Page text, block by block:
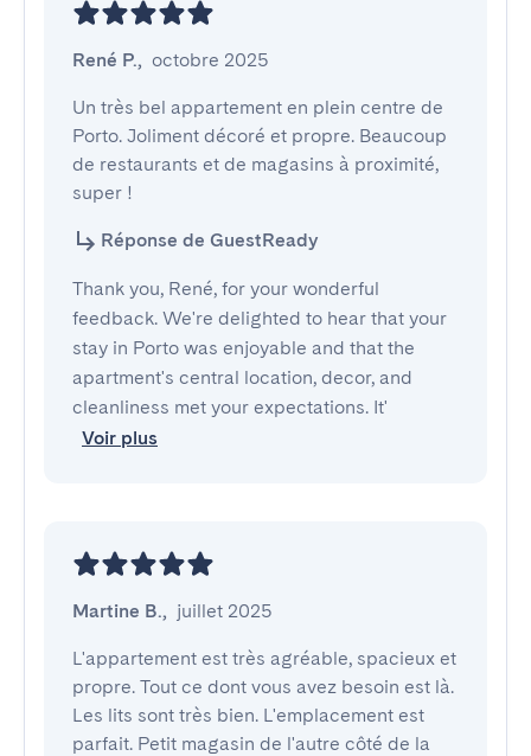
René P., octobre 2025
Un très bel appartement en plein centre de
Porto. Joliment décoré et propre. Beaucoup
de restaurants et de magasins à proximité,
super !
Réponse de GuestReady
Thank you, René, for your wonderful
feedback. We're delighted to hear that your
stay in Porto was enjoyable and that the
apartment's central location, decor, and
cleanliness met your expectations. It'
Voir plus
Martine B., juillet 2025
L'appartement est très agréable, spacieux et
propre. Tout ce dont vous avez besoin est là.
Les lits sont très bien. L'emplacement est
parfait. Petit magasin de l'autre côté de la